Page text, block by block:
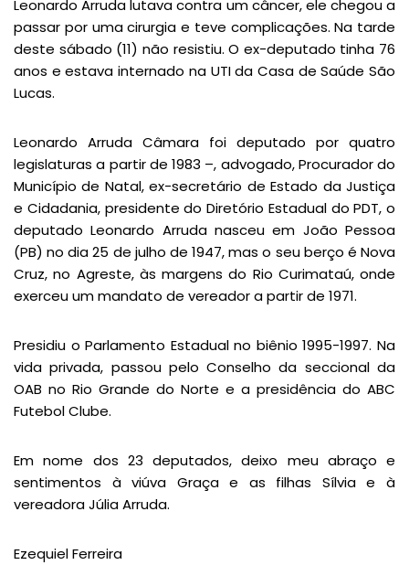
Leonardo Arruda lutava contra um câncer, ele chegou a
passar por uma cirurgia e teve complicações. Na tarde
deste sábado (11) não resistiu. O ex-deputado tinha 76
anos e estava internado na UTI da Casa de Saúde São
Lucas.
Leonardo Arruda Câmara foi deputado por quatro
legislaturas a partir de 1983 –, advogado, Procurador do
Município de Natal, ex-secretário de Estado da Justiça
e Cidadania, presidente do Diretório Estadual do PDT, o
deputado Leonardo Arruda nasceu em João Pessoa
(PB) no dia 25 de julho de 1947, mas o seu berço é Nova
Cruz, no Agreste, às margens do Rio Curimataú, onde
exerceu um mandato de vereador a partir de 1971.
Presidiu o Parlamento Estadual no biênio 1995-1997. Na
vida privada, passou pelo Conselho da seccional da
OAB no Rio Grande do Norte e a presidência do ABC
Futebol Clube.
Em nome dos 23 deputados, deixo meu abraço e
sentimentos à viúva Graça e as filhas Sílvia e à
vereadora Júlia Arruda.
Ezequiel Ferreira